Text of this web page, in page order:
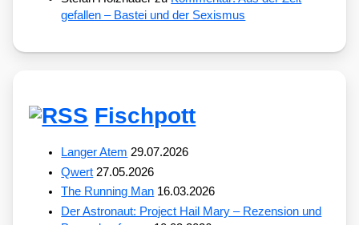
gefallen – Bastei und der Sexismus
Fischpott
Langer Atem 29.07.2026
Qwert 27.05.2026
The Running Man 16.03.2026
Der Astronaut: Project Hail Mary – Rezension und